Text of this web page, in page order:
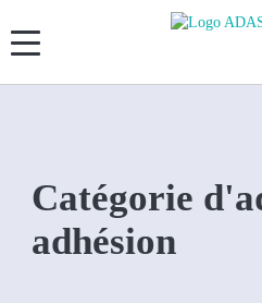
Catégorie
adhésion
Panneau de gestion des cookies